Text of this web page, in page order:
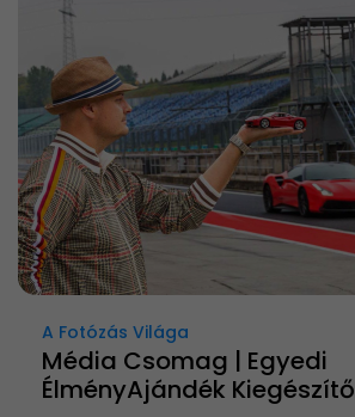
A Fotózás Világa
Média Csomag | Egyedi
ÉlményAjándék Kiegészítő